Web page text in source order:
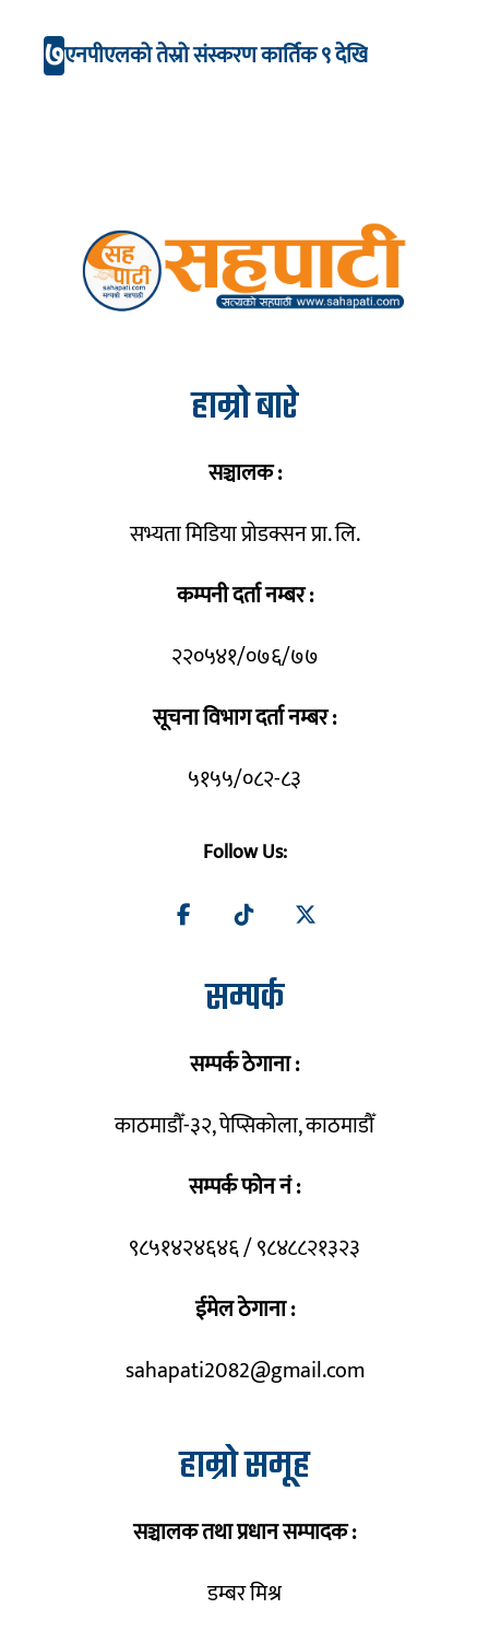
७एनपीएलको तेस्रो संस्करण कार्तिक ९ देखि
हाम्रो बारे
सञ्चालक :
सभ्यता मिडिया प्रोडक्सन प्रा. लि.
कम्पनी दर्ता नम्बर :
२२०५४१/०७६/७७
सूचना विभाग दर्ता नम्बर :
५१५५/०८२-८३
Follow Us:
सम्पर्क
सम्पर्क ठेगाना :
काठमाडौँ-३२, पेप्सिकोला, काठमाडौँ
सम्पर्क फोन नं :
९८५१४२४६४६ / ९८४८८२१३२३
ईमेल ठेगाना :
sahapati2082@gmail.com
हाम्रो समूह
सञ्चालक तथा प्रधान सम्पादक :
डम्बर मिश्र